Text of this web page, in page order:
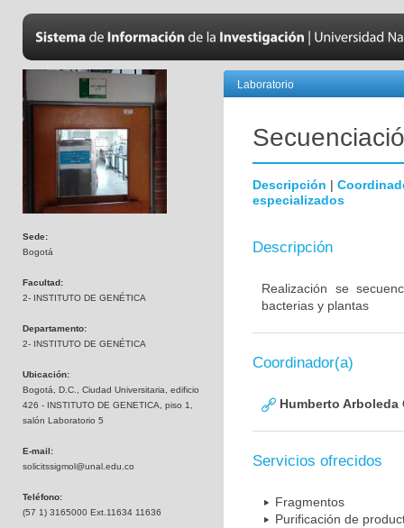
Sede:
Bogotá
Facultad:
2- INSTITUTO DE GENÉTICA
Departamento:
2- INSTITUTO DE GENÉTICA
Ubicación:
Bogotá, D.C., Ciudad Universitaria, edificio
426 - INSTITUTO DE GENETICA, piso 1,
salón Laboratorio 5
E-mail:
solicitssigmol@unal.edu.co
Teléfono:
(57 1) 3165000 Ext.11634 11636
Laboratorio
Descripción |
especializados
Descripción
Realización se
bacterias y plantas
Coordinador(a)
Humberto Arboleda
Servicios ofrecidos
Fragmentos
Purificación de